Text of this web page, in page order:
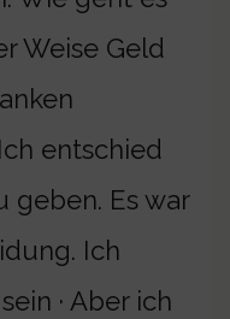
Weise Geld
entschied
geben. Es war
Ich
· Aber ich